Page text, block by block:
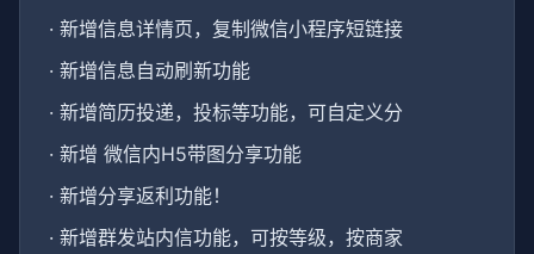
· 新增信息详情页，复制微信小程序短链接
· 新增信息自动刷新功能
· 新增简历投递，投标等功能，可自定义分
· 新增 微信内H5带图分享功能
· 新增分享返利功能！
· 新增群发站内信功能，可按等级，按商家